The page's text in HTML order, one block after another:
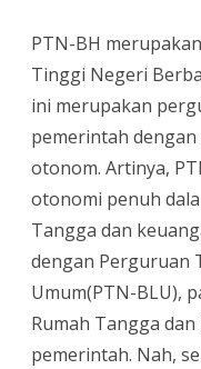
PTN-BH
Tinggi Negeri
ini merupakan
pemerintah
otonom. Artinya,
otonomi penuh
Tangga dan
dengan Perguruan
Umum(PTN-BLU),
Rumah Tangga
pemerintah. Nah,